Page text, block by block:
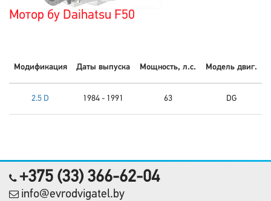
Мотор бу Daihatsu F50
Модификация Даты выпуска Мощность, л.с. Модель двиг.
2.5 D 1984 - 1991 63 DG
+375 (33) 366-62-04
info@evrodvigatel.by